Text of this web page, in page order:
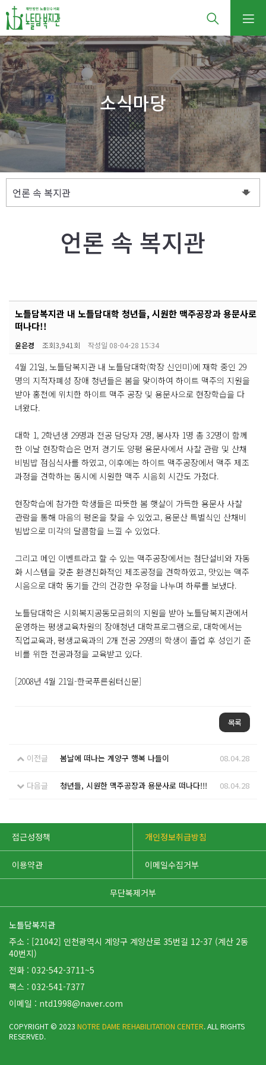
소식마당
언론 속 복지관
노틀담복지관 내 노틀담대학 청년들, 시원한 맥주공장과 용문사로
떠나다!!
윤은경 조회3,941회 작성일 08-04-28 15:34
4월 21일, 노틀담복지관 내 노틀담대학(학장 신인미)에 재학 중인 29
명의 지적자폐성 장애 청년들은 봄을 맞이하여 하이트 맥주의 지원을
받아 홍천에 위치한 하이트 맥주 공장 및 용문사으로 현장학습을 다
녀왔다.
대학 1, 2학년생 29명과 전공 담당자 2명, 봉사자 1명 총 32명이 함께
한 이날 현장학습은 먼저 경기도 양평 용문사에서 사찰 관람 및 산채
비빔밥 점심식사를 하였고, 이후에는 하이트 맥주공장에서 맥주 제조
과정을 견학하는 동시에 시원한 맥주 시음회 시간도 가졌다.
현장학습에 참가한 학생들은 따뜻한 봄 햇살이 가득한 용문사 사찰
관람을 통해 마음의 평온을 찾을 수 있었고, 용문산 특별식인 산채비
빔밥으로 미각의 달콤함을 느낄 수 있었다.
그리고 메인 이벤트라고 할 수 있는 맥주공장에서는 첨단설비와 자동
화 시스템을 갖춘 환경친화적인 제조공정을 견학하였고, 맛있는 맥주
시음으로 대학 동기들 간의 건강한 우정을 나누며 하루를 보냈다.
노틀담대학은 시회복지공동모금회의 지원을 받아 노틀담복지관에서
운영하는 평생교육차원의 장애청년 대학프로그램으로, 대학에서는
직업교육과, 평생교육과의 2개 전공 29명의 학생이 졸업 후 성인기 준
비를 위한 전공과정을 교육받고 있다.
[2008년 4월 21일-한국푸른쉼터신문]
목록
이전글 봄날에 떠나는 계양구 행복 나들이 08.04.28
다음글 청년들, 시원한 맥주공장과 용문사로 떠나다!!! 08.04.28
접근성정책 개인정보취급방침
이용약관 이메일수집거부
무단복제거부
노틀담복지관
주소 : [21042] 인천광역시 계양구 계양산로 35번길 12-37 (계산 2동
40번지)
전화 : 032-542-3711~5
팩스 : 032-541-7377
이메일 : ntd1998@naver.com
COPYRIGHT © 2023 NOTRE DAME REHABILITATION CENTER. ALL RIGHTS
RESERVED.